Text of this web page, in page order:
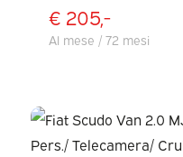
€ 205,-
Al mese / 72 mesi